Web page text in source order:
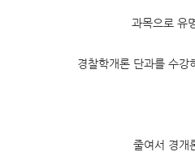
과목으로 유
경찰학개론 단과를 수강
줄여서 경개